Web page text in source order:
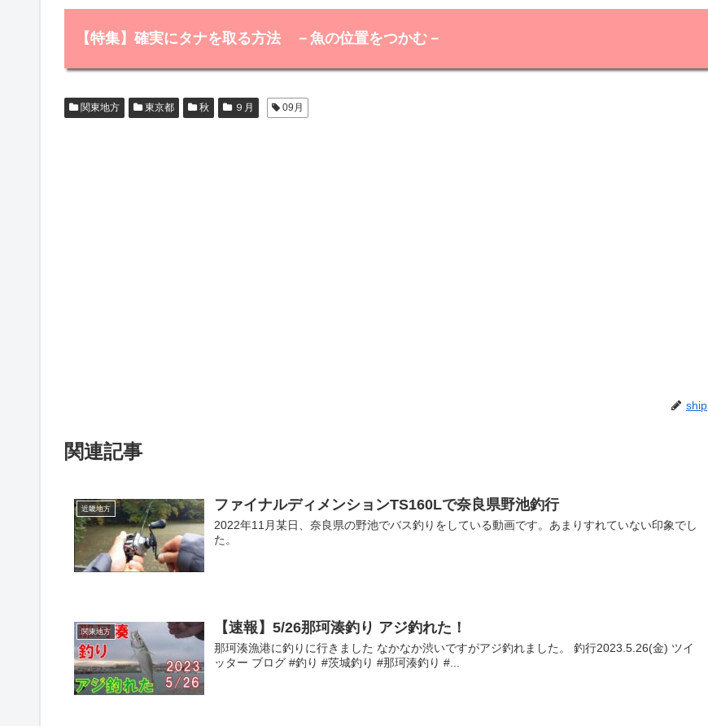
【特集】確実にタナを取る方法 －魚の位置をつかむ－
関東地方 東京都 秋 ９月 09月
ship
関連記事
近畿地方 ファイナルディメンションTS160Lで奈良県野池釣行
2022年11月某日、奈良県の野池でバス釣りをしている動画です。あまりすれていない印象でし
た。
関東地方 【速報】5/26那珂湊釣り アジ釣れた！
那珂湊漁港に釣りに行きました なかなか渋いですがアジ釣れました。 釣行2023.5.26(金) ツイ
ッター ブログ #釣り #茨城釣り #那珂湊釣り #...